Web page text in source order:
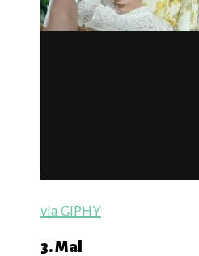
via GIPHY
3. Mal